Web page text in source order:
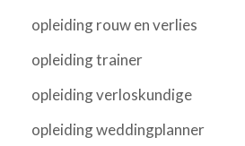
opleiding rouw en verlies
opleiding trainer
opleiding verloskundige
opleiding weddingplanner